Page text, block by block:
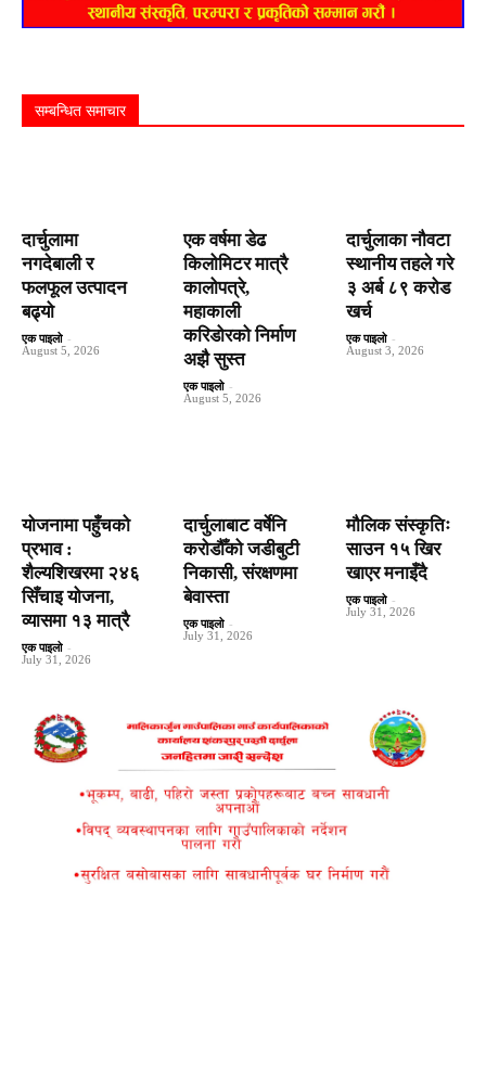
सम्बन्धित समाचार
दार्चुलामा
नगदेबाली र
फलफूल उत्पादन
बढ्यो
एक पाइलो -
August 5, 2026
एक वर्षमा डेढ
किलोमिटर मात्रै
कालोपत्रे,
महाकाली
करिडोरको निर्माण
अझै सुस्त
एक पाइलो -
August 5, 2026
दार्चुलाका नौवटा
स्थानीय तहले गरे
३ अर्ब ८९ करोड
खर्च
एक पाइलो -
August 3, 2026
योजनामा पहुँचको
प्रभाव :
शैल्यशिखरमा २४६
सिँचाइ योजना,
व्यासमा १३ मात्रै
एक पाइलो -
July 31, 2026
दार्चुलाबाट वर्षेनि
करोडौँको जडीबुटी
निकासी, संरक्षणमा
बेवास्ता
एक पाइलो -
July 31, 2026
मौलिक संस्कृतिः
साउन १५ खिर
खाएर मनाइँदै
एक पाइलो -
July 31, 2026